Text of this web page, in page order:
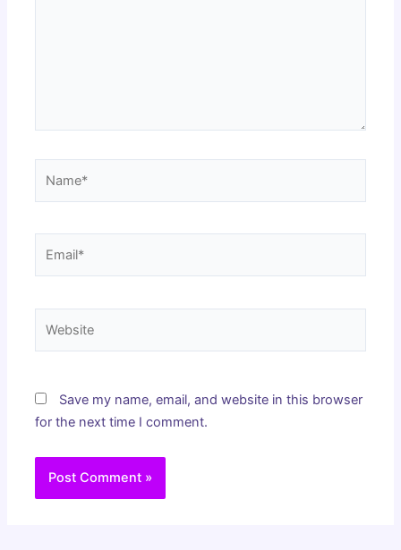
Save my name, email, and website in this browser
for the next time I comment.